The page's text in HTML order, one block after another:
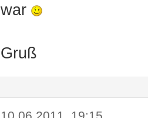
war
Gruß
10.06.2011, 19:15